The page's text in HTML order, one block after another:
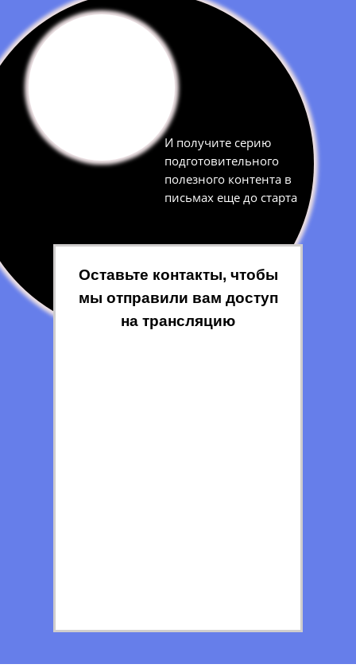
Оставьте контакты, чтобы
мы отправили вам доступ
на трансляцию
И получите серию
подготовительного
полезного контента в
письмах еще до старта